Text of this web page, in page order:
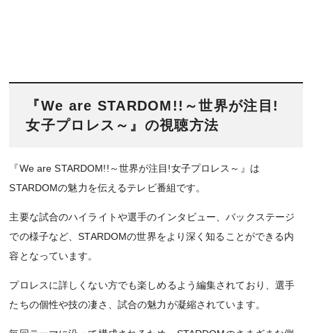
『We are STARDOM!!～世界が注目!
女子プロレス～』の視聴方法
『We are STARDOM!!～世界が注目!女子プロレス～』は
STARDOMの魅力を伝えるテレビ番組です。
主要な試合のハイライトや選手のインタビュー、バックステージ
での様子など、STARDOMの世界をより深く知ることができる内
容となっています。
プロレスに詳しくない方でも楽しめるよう編集されており、選手
たちの個性や技の凄さ、試合の魅力が凝縮されています。